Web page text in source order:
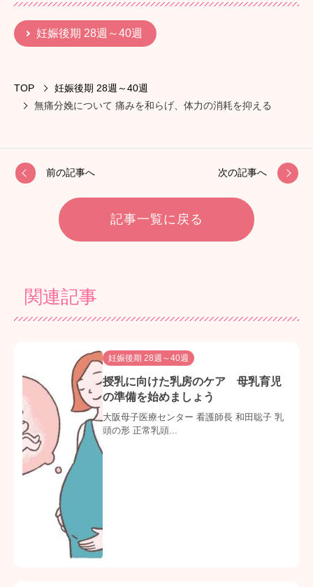
妊娠後期 28週～40週
TOP
妊娠後期 28週～40週
無痛分娩について 痛みを和らげ、体力の消耗を抑える
前の記事へ 次の記事へ
記事一覧に戻る
関連記事
妊娠後期 28週～40週
授乳に向けた乳房のケア 母乳育児
の準備を始めましょう
大阪母子医療センター 看護師長 和田聡子 乳
頭の形 正常乳頭...